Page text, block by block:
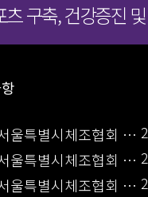
구축, 건강증진
2025 서울특별시체조협회 회장 당선공고
2025 서울특별시체조협회 회장 선거 후보자 등록 공고
2025 서울특별시체조협회 회장 선거인명부